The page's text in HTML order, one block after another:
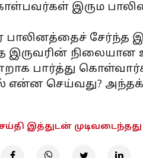
இரும
சேர்ந்த
இருவரின்
பார்த்து
செய்வது?
இத்துடன் முடிவடைந்தது